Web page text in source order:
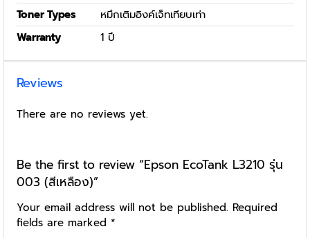
Toner Types
หมึกเติมอิงค์เจ็ทเทียบเท่า
Warranty
1 ปี
Reviews
There are no reviews yet.
Be the first to review “Epson EcoTank L3210 รุ่น
003 (สีเหลือง)”
Your email address will not be published. Required
fields are marked *